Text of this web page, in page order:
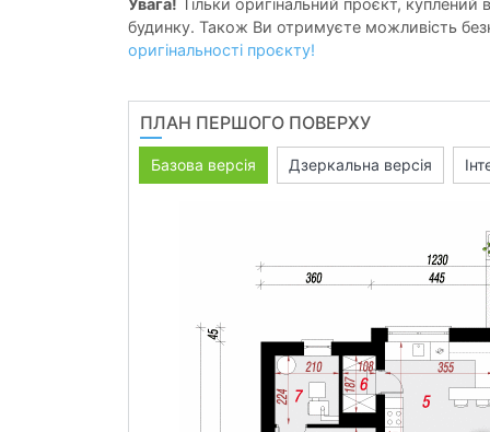
будинку. Також Ви отримуєте можливість
оригінальності проєкту!
ПЛАН ПЕРШОГО ПОВЕРХУ
Базова версія Дзеркальна версія